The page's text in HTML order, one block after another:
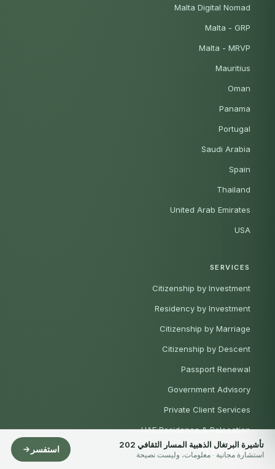
تأشيرة البرتغال الذهبية المسار الثقافي 202
استشارة مجانية · معلومات، وليست نصيحة
استفسر
Malta Digital Nomad
Malta - GRP
Malta - MRVP
Mauritius
Oman
Panama
Portugal
Saudi Arabia
Spain
Thailand
United Arab Emirates
USA
SERVICES
Citizenship by Investment
Residency by Investment
Citizenship by Marriage
Citizenship by Descent
Passport Renewal
Government Advisory
Private Client Services
UAE Residence & Relocation
RESOURCES